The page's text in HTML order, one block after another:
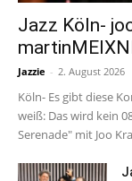
Jazz Köln-
Jazzie - 2. August 2026
Köln- Es gibt diese
weiß: Das wird kein
Serenade" mit Joo